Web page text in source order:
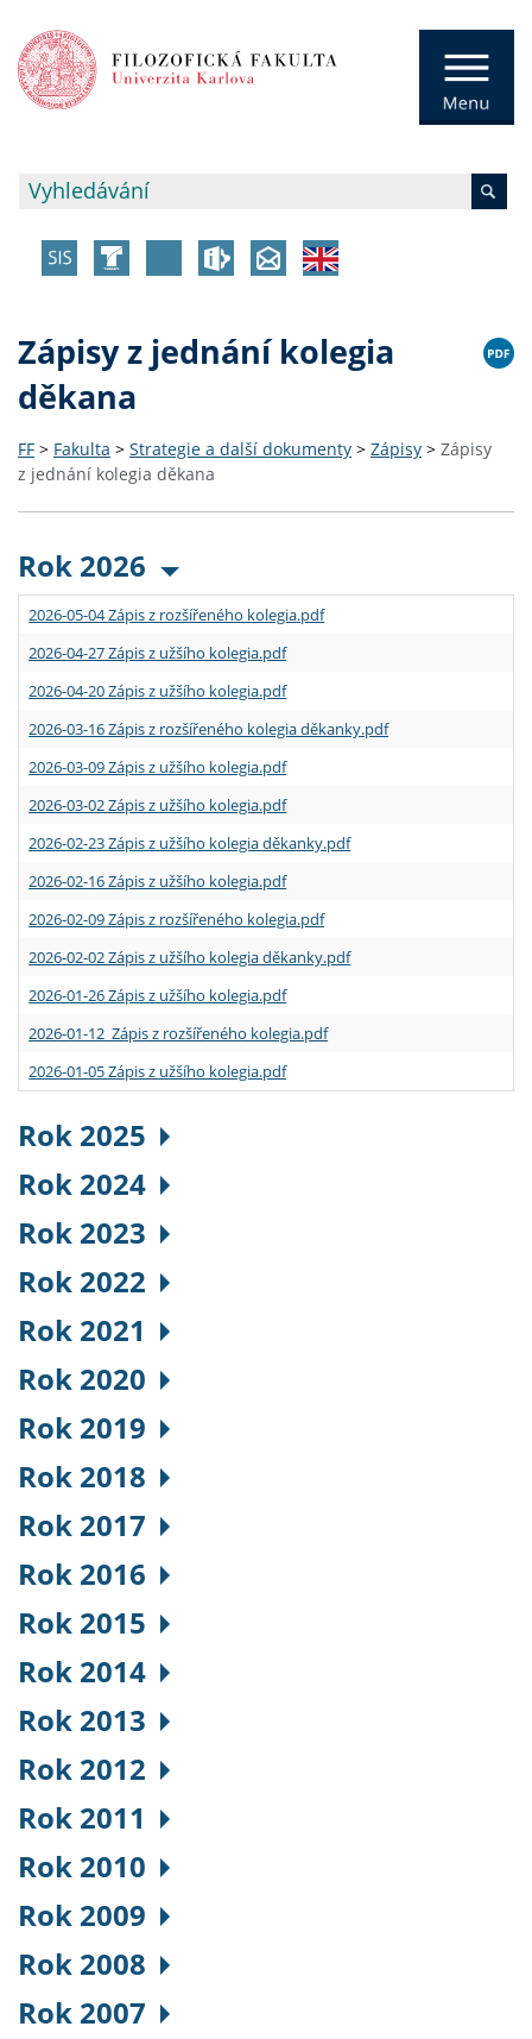
Zápisy z jednání kolegia
děkana
FF > Fakulta > Strategie a další dokumenty > Zápisy > Zápisy
z jednání kolegia děkana
Rok 2026
2026-05-04 Zápis z rozšířeného kolegia.pdf
2026-04-27 Zápis z užšího kolegia.pdf
2026-04-20 Zápis z užšího kolegia.pdf
2026-03-16 Zápis z rozšířeného kolegia děkanky.pdf
2026-03-09 Zápis z užšího kolegia.pdf
2026-03-02 Zápis z užšího kolegia.pdf
2026-02-23 Zápis z užšího kolegia děkanky.pdf
2026-02-16 Zápis z užšího kolegia.pdf
2026-02-09 Zápis z rozšířeného kolegia.pdf
2026-02-02 Zápis z užšího kolegia děkanky.pdf
2026-01-26 Zápis z užšího kolegia.pdf
2026-01-12 Zápis z rozšířeného kolegia.pdf
2026-01-05 Zápis z užšího kolegia.pdf
Rok 2025
Rok 2024
Rok 2023
Rok 2022
Rok 2021
Rok 2020
Rok 2019
Rok 2018
Rok 2017
Rok 2016
Rok 2015
Rok 2014
Rok 2013
Rok 2012
Rok 2011
Rok 2010
Rok 2009
Rok 2008
Rok 2007